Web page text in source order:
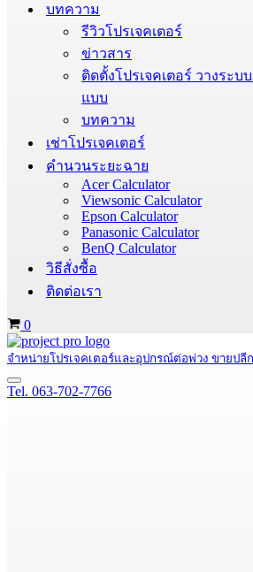
บทความ
รีวิวโปรเจคเตอร์
ข่าวสาร
ติดตั้งโปรเจคเตอร์ วางระบ
แบบ
บทความ
เช่าโปรเจคเตอร์
คำนวนระยะฉาย
Acer Calculator
Viewsonic Calculator
Epson Calculator
Panasonic Calculator
BenQ Calculator
วิธีสั่งซื้อ
ติดต่อเรา
Cart
0
จำหน่ายโปรเจคเตอร์และอุปกรณ์ต่อพ่วง ขายปลี
Navigation
Menu
Tel. 063-702-7766